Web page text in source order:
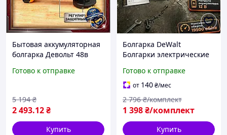
Бытовая аккумуляторная
болгарка Девольт 48в
беспроводная для дома и
Готово к отправке
2 493.12₴
5 194 ₴
Купить
Болгарка DeWalt
Болгарки электрические
машина) Аккумуляторная
болгарка (Мини болгарка)
Беспроводные болгарки
Готово к отправке
от 140₴/мес
1 398₴/комплект
2 796 ₴/комплект
Купить